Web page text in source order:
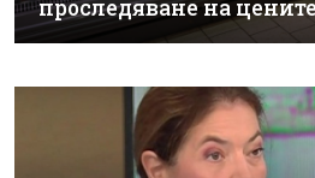
проследяване на